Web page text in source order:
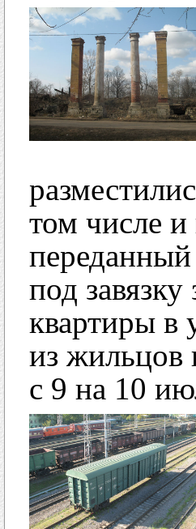
том числе
переданный
под
квартиры в
из жильцов
с 9 на 10